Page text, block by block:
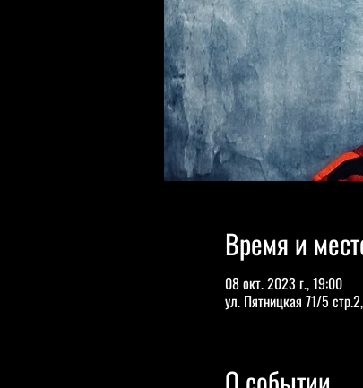
Время и
08 окт. 2023 г., 19:00
ул. Пятницкая 71/5